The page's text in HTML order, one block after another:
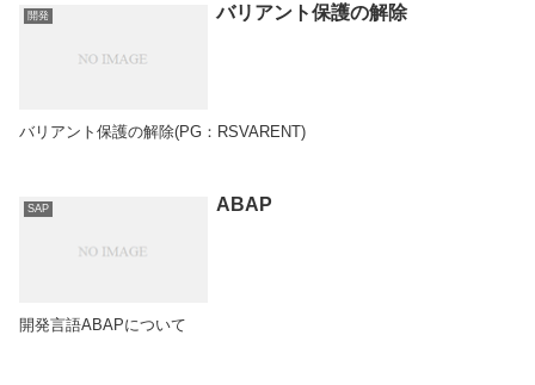
開発 バリアント保護の解除
バリアント保護の解除(PG：RSVARENT)
SAP ABAP
開発言語ABAPについて